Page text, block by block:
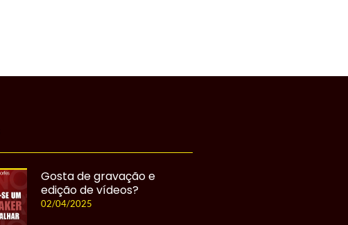
Gosta de gravação e
edição de vídeos?
02/04/2025